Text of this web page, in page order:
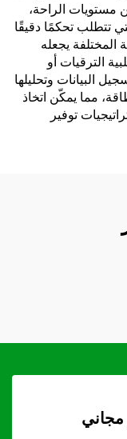
الراحة،
تتطلب تحكمًا دقيقًا
المختلفة يجعله
الترقيات أو
البيانات وتحليلها
مما يمكّن اتخاذ
توفير